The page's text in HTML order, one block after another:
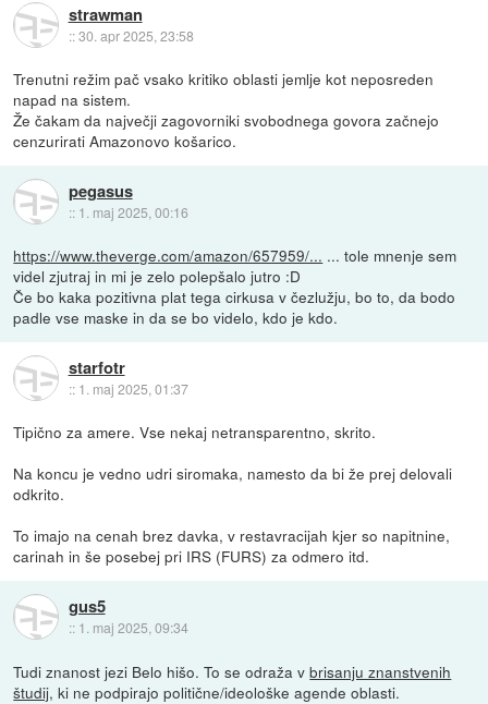
strawman
::30. apr 2025, 23:58
Trenutni režim pač vsako kritiko oblasti jemlje kot neposreden
napad na sistem.
Že čakam da največji zagovorniki svobodnega govora začnejo
cenzurirati Amazonovo košarico.
pegasus
:: 1. maj 2025, 00:16
https://www.theverge.com/amazon/657959/... ... tole mnenje sem
videl zjutraj in mi je zelo polepšalo jutro :D
Če bo kaka pozitivna plat tega cirkusa v čezlužju, bo to, da bodo
padle vse maske in da se bo videlo, kdo je kdo.
starfotr
:: 1. maj 2025, 01:37
Tipično za amere. Vse nekaj netransparentno, skrito.
Na koncu je vedno udri siromaka, namesto da bi že prej delovali
odkrito.
To imajo na cenah brez davka, v restavracijah kjer so napitnine,
carinah in še posebej pri IRS (FURS) za odmero itd.
gus5
:: 1. maj 2025, 09:34
Tudi znanost jezi Belo hišo. To se odraža vbrisanju znanstvenih
študij, ki ne podpirajo politične/ideološke agende oblasti.